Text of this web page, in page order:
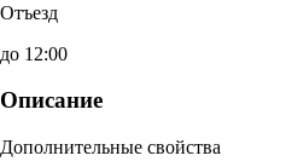
Отъезд
до 12:00
Описание
Дополнительные свойства